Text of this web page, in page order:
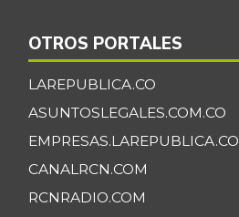
OTROS PORTALES
LAREPUBLICA.CO
ASUNTOSLEGALES.COM.CO
EMPRESAS.LAREPUBLICA.CO
CANALRCN.COM
RCNRADIO.COM